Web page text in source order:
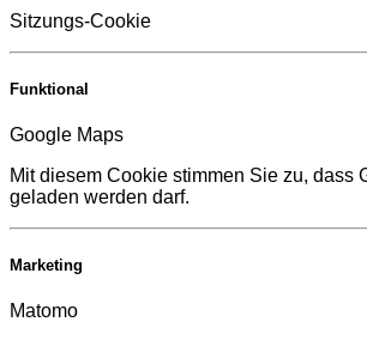
Sitzungs-Cookie
Funktional
Google Maps
Mit diesem Cookie stimmen Sie zu, dass
geladen werden darf.
Marketing
Matomo